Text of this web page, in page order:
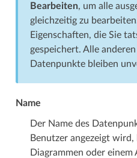
Bearbeiten, um alle
gleichzeitig zu
Eigenschaften, die Sie
gespeichert. Alle
Datenpunkte bleiben
Name
Der Name des
Benutzer angezeigt
Diagrammen oder einem